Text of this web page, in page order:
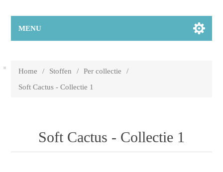
MENU
Home / Stoffen / Per collectie
/
Soft Cactus - Collectie 1
Soft Cactus - Collectie 1